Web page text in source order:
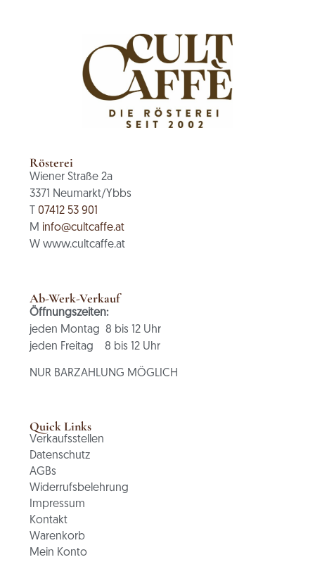
Rösterei
Wiener Straße 2a
3371 Neumarkt/Ybbs
T07412 53 901
M info@cultcaffe.at
W www.cultcaffe.at
Ab-Werk-Verkauf
Öffnungszeiten:
jeden Montag 8 bis 12 Uhr
jeden Freitag 8 bis 12 Uhr
NUR BARZAHLUNG MÖGLICH
Quick Links
Verkaufsstellen
Datenschutz
AGBs
Widerrufsbelehrung
Impressum
Kontakt
Warenkorb
Mein Konto